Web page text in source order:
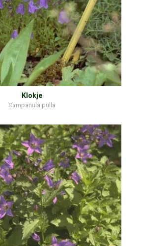
Klokje
Campanula pulla